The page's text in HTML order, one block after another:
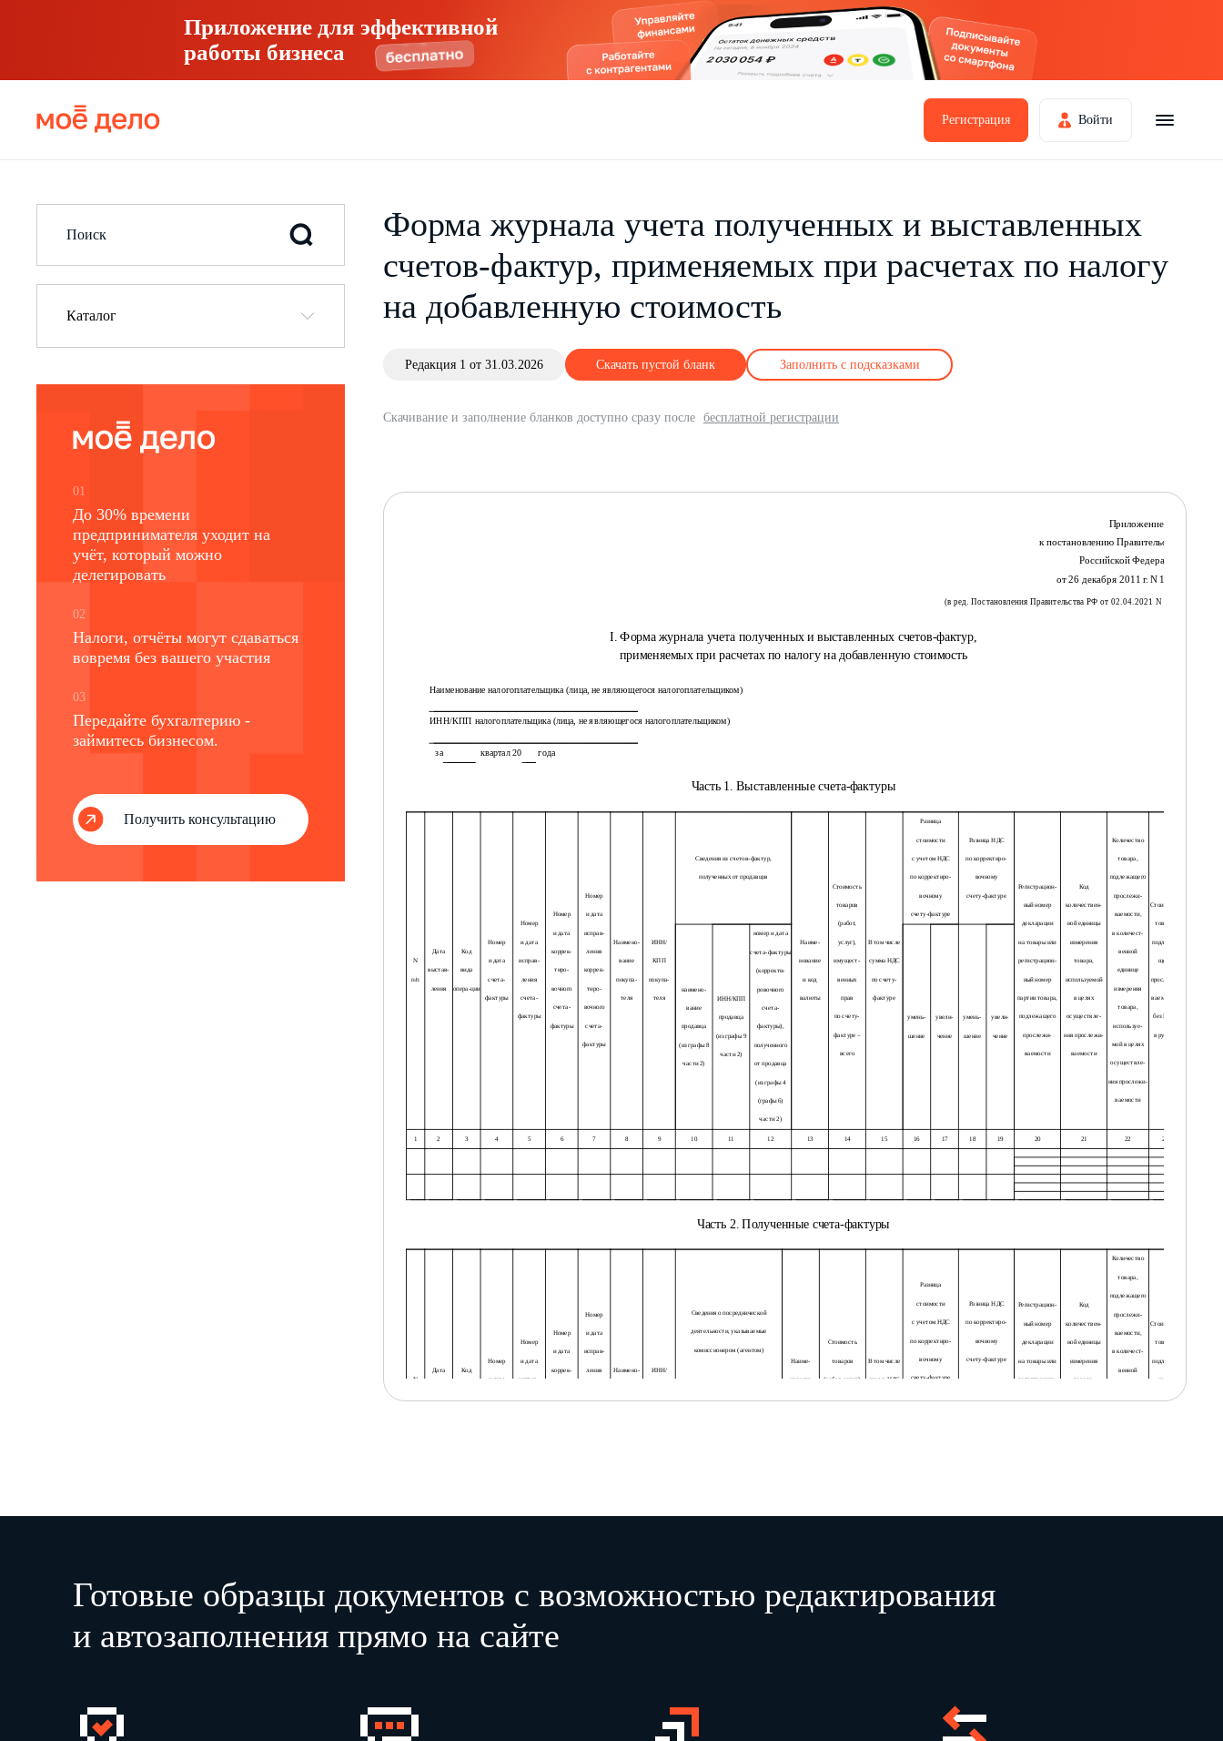
Приложение для эффективной
работы бизнеса
Регистрация Войти
Каталог
01
До 30% времени
предпринимателя уходит на
учёт, который можно
делегировать
02
Налоги, отчёты могут сдаваться
вовремя без вашего участия
03
Передайте бухгалтерию -
займитесь бизнесом.
Получить консультацию
Форма журнала учета полученных и выставленных
счетов-фактур, применяемых при расчетах по налогу
на добавленную стоимость
Редакция 1 от 31.03.2026 Скачать пустой бланк Заполнить с подсказками
Скачивание и заполнение бланков доступно сразу после бесплатной регистрации
Приложение N 3
к постановлению Правительства
Российской Федерации
от 26 декабря 2011 г. N 1137
(в ред. Постановления Правительства РФ от 02.04.2021 N 534)
I. Форма журнала учета полученных и выставленных счетов-фактур,
применяемых при расчетах по налогу на добавленную стоимость
Наименование налогоплательщика (лица, не являющегося налогоплательщиком)
ИНН/КПП налогоплательщика (лица, не являющегося налогоплательщиком)
за квартал 20 года
Часть 1. Выставленные счета-фактуры
N
п/п
Дата
выстав-
ления
Код
вида
опера-ции
Номер
и дата
счета-
фактуры
Номер
и дата
исправ-
ления
счета-
фактуры
Номер
и дата
коррек-
тиро-
вочного
счета-
фактуры
Номер
и дата
исправ-
ления
коррек-
тиро-
вочного
счета-
фактуры
Наимено-
вание
покупа-
теля
ИНН/
КПП
покупа-
теля
Сведения из счетов-фактур,
полученных от продавцов
Наиме-
нование
и код
валюты
Стоимость
товаров
(работ,
услуг),
имущест-
венных
прав
по счету-
фактуре –
всего
В том числе
сумма НДС
по счету-
фактуре
Разница
стоимости
с учетом НДС
по корректиро-
вочному
счету-фактуре
Разница НДС
по корректиро-
вочному
счету-фактуре
Регистрацион-
ный номер
декларации
на товары или
регистрацион-
ный номер
партии товара,
подлежащего
прослежи-
ваемости
Код
количествен-
ной единицы
измерения
товара,
используемой
в целях
осуществле-
ния прослежи-
ваемости
Количество
товара,
подлежащего
прослежи-
ваемости,
в количест-
венной
единице
измерения
товара,
используе-
мой в целях
осуществле-
ния прослежи-
ваемости
Стоимость
товара,
подлежа-
щего
прослежи-
ваемости,
без НДС,
в рублях
наимено-
вание
продавца
(из графы 8
части 2)
ИНН/КПП
продавца
(из графы 9
части 2)
номер и дата
счета-фактуры
(корректи-
ровочного
счета-
фактуры),
полученного
от продавца
(из графы 4
(графы 6)
части 2)
умень-
шение
увели-
чение
умень-
шение
увели-
чение
1 2 3 4 5 6 7 8 9 10 11 12 13 14 15 16 17 18 19 20 21 22 23
Часть 2. Полученные счета-фактуры
N
Дата Код
Номер
и дата
Номер
и дата
исправ-
Номер
и дата
коррек-
Номер
и дата
исправ-
ления Наимено- ИНН/
Сведения о посреднической
деятельности, указываемые
комиссионером (агентом)
Наиме-
нование
Стоимость
товаров
(работ, услуг),
В том числе
сумма НДС
Разница
стоимости
с учетом НДС
по корректиро-
вочному
счету-фактуре
Разница НДС
по корректиро-
вочному
счету-фактуре
Регистрацион-
ный номер
декларации
на товары или
регистрацион-
Код
количествен-
ной единицы
измерения
товара,
Количество
товара,
подлежащего
прослежи-
ваемости,
в количест-
венной
Стоимость
товара,
подлежа-
щего
прослежи-
Руководитель организации
или иное уполномоченное лицо
Готовые образцы документов с возможностью редактирования
и автозаполнения прямо на сайте